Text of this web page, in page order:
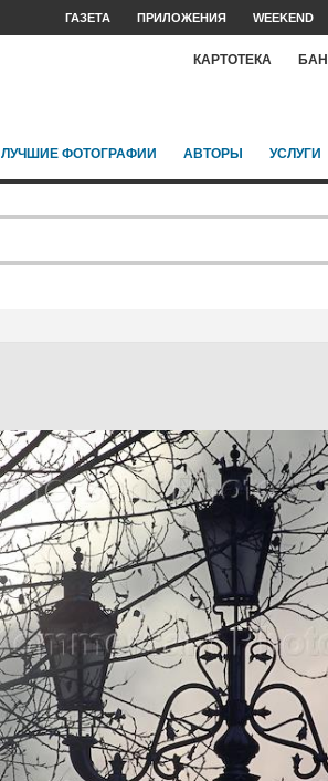
ГАЗЕТА ПРИЛОЖЕНИЯ WEEKEND
КАРТОТЕКА
ЛУЧШИЕ ФОТОГРАФИИ АВТОРЫ УСЛУГИ